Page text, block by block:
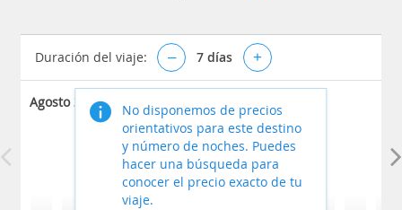
Duración del viaje: – 7 días +
Agosto 2026
No disponemos de precios
orientativos para este destino
y número de noches. Puedes
hacer una búsqueda para
conocer el precio exacto de tu
viaje.